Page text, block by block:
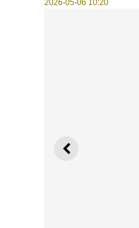
2026-05-06 10:20
上一則